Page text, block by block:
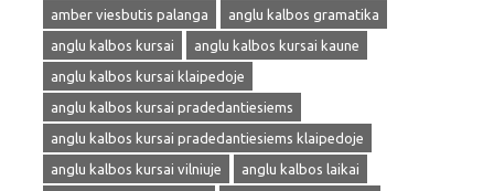
amber viesbutis palanga
anglu kalbos gramatika
anglu kalbos kursai
anglu kalbos kursai kaune
anglu kalbos kursai klaipedoje
anglu kalbos kursai pradedantiesiems
anglu kalbos kursai pradedantiesiems klaipedoje
anglu kalbos kursai vilniuje
anglu kalbos laikai